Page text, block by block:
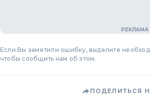
Если Вы заметили ошибку, выделите
чтобы сообщить нам об этом.
ПОДЕЛИТЬСЯ